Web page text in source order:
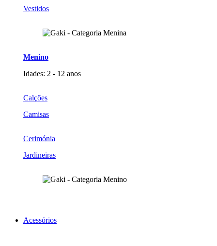
Vestidos
Menino
Idades: 2 - 12 anos
Calções
Camisas
Cerimónia
Jardineiras
Acessórios